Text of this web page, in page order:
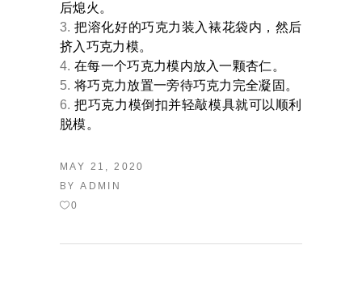
后熄火。
把溶化好的巧克力装入裱花袋内，然后
挤入巧克力模。
在每一个巧克力模内放入一颗杏仁。
将巧克力放置一旁待巧克力完全凝固。
把巧克力模倒扣并轻敲模具就可以顺利
脱模。
MAY 21, 2020
BYADMIN
0